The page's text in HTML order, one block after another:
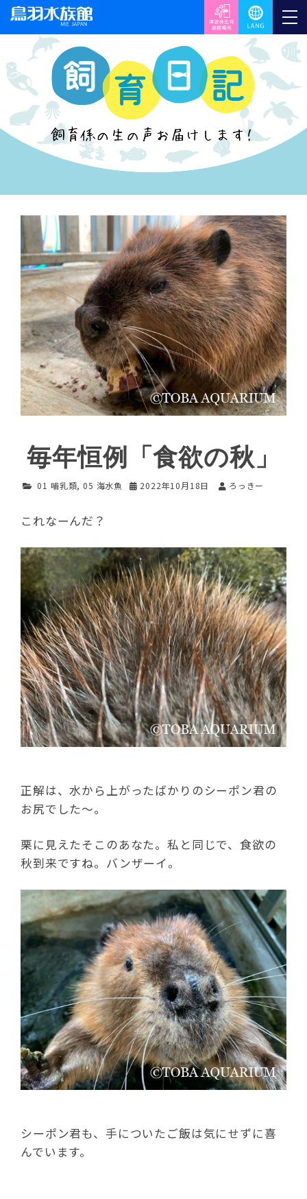
毎年恒例「食欲の秋」
01 哺乳類,05 海水魚 2022年10月18日 ろっきー
これなーんだ？
正解は、水から上がったばかりのシーポン君の
お尻でした～。
栗に見えたそこのあなた。私と同じで、食欲の
秋到来ですね。バンザーイ。
シーポン君も、手についたご飯は気にせずに喜
んでいます。